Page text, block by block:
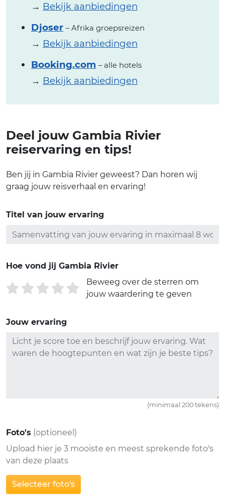
→ Bekijk aanbiedingen
Djoser – Afrika groepsreizen
→ Bekijk aanbiedingen
Booking.com – alle hotels
→ Bekijk aanbiedingen
Deel jouw Gambia Rivier
reiservaring en tips!
Ben jij in Gambia Rivier geweest? Dan horen wij
graag jouw reisverhaal en ervaring!
Titel van jouw ervaring
Hoe vond jij Gambia Rivier
Beweeg over de sterren om
jouw waardering te geven
Jouw ervaring
(minimaal 200 tekens)
Foto's (optioneel)
Upload hier je 3 mooiste en meest sprekende foto's
van deze plaats
Selecteer foto's